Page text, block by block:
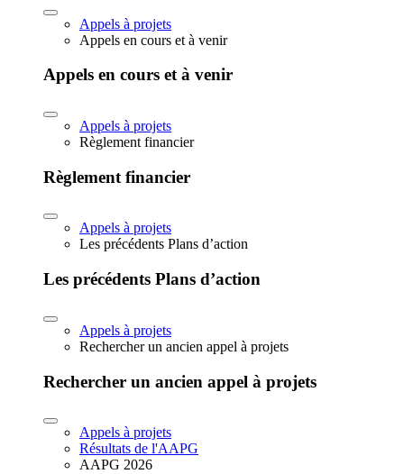
Appels à projets
Appels en cours et à venir
Appels en cours et à venir
Appels à projets
Règlement financier
Règlement financier
Appels à projets
Les précédents Plans d’action
Les précédents Plans d’action
Appels à projets
Rechercher un ancien appel à projets
Rechercher un ancien appel à projets
Appels à projets
Résultats de l'AAPG
AAPG 2026